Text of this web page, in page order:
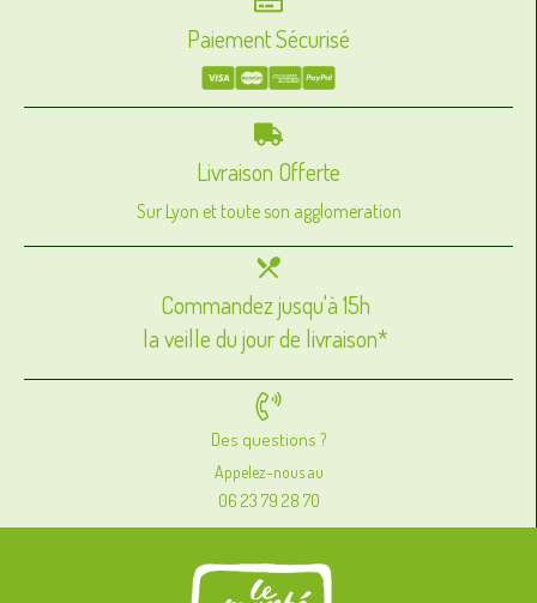
Paiement Sécurisé
Livraison Offerte
Sur Lyon et toute son agglomeration
Commandez jusqu'à 15h
la veille du jour de livraison*
Des questions ?
Appelez-nous au
06 23 79 28 70